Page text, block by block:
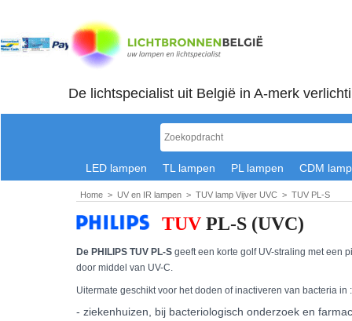
De lichtspecialist uit België in A-merk
LED lampen TL lampen PL lampen CDM
Home > UV en IR lampen > TUV lamp Vijver UVC > TUV PL-S
TUV PL-S (UVC)
De PHILIPS TUV PL-S geeft een korte golf UV-straling met een
door middel van UV-C.
Uitermate geschikt voor het doden of inactiveren van
- ziekenhuizen, bij bacteriologisch onderzoek en